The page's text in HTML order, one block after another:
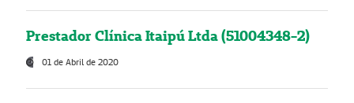
Prestador Clínica Itaipú Ltda (51004348-2)
01 de Abril de 2020